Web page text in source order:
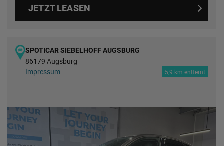
JETZT LEASEN
SPOTICAR SIEBELHOFF AUGSBURG
86179 Augsburg
Impressum
5,9 km entfernt